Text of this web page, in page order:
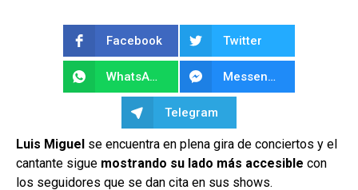
Facebook Twitter
WhatsApp Messenger
Telegram
Luis Miguel se encuentra en plena gira de conciertos y el
cantante sigue mostrando su lado más accesible con
los seguidores que se dan cita en sus shows.